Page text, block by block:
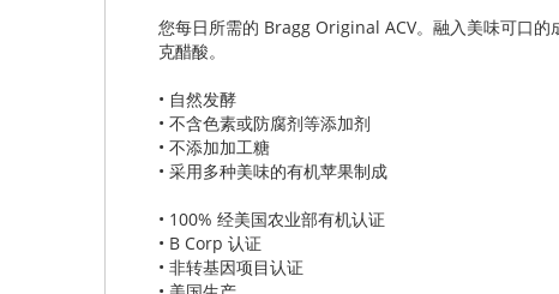
您每日所需的 Bragg Original ACV。融入美味可口的
克醋酸。
• 自然发酵
• 不含色素或防腐剂等添加剂
• 不添加加工糖
• 采用多种美味的有机苹果制成
• 100% 经美国农业部有机认证
• B Corp 认证
• 非转基因项目认证